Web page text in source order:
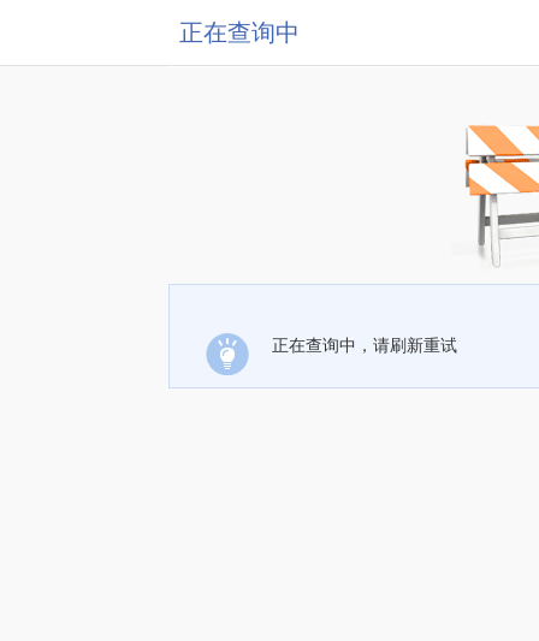
正在查询中
正在查询中，请刷新重试